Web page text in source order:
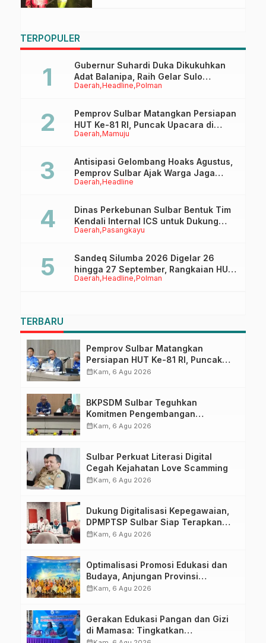
TERPOPULER
Daerah Headline Polman
Gubernur Suhardi Duka Dikukuhkan
Adat Balanipa, Raih Gelar Sulo
Tappidena
Daerah Mamuju
Pemprov Sulbar Matangkan Persiapan
HUT Ke-81 RI, Puncak Upacara di
Lapangan Ahmad Kirang
Daerah Headline
Antisipasi Gelombang Hoaks Agustus,
Pemprov Sulbar Ajak Warga Jaga
Ruang Digital
Daerah Pasangkayu
Dinas Perkebunan Sulbar Bentuk Tim
Kendali Internal ICS untuk Dukung
Sertifikasi ISPO Pekebun di
Daerah Headline Polman
Sandeq Silumba 2026 Digelar 26
hingga 27 September, Rangkaian HUT
Sulbar
TERBARU
Pemprov Sulbar Matangkan
Persiapan HUT Ke-81 RI, Puncak
Upacara di Lapangan Ahmad
calendar_monthKam, 6 Agu 2026
BKPSDM Sulbar Teguhkan
Komitmen Pengembangan
Kompetensi ASN melalui
calendar_monthKam, 6 Agu 2026
Sulbar Perkuat Literasi Digital
Cegah Kejahatan Love Scamming
calendar_monthKam, 6 Agu 2026
Dukung Digitalisasi Kepegawaian,
DPMPTSP Sulbar Siap Terapkan
Aplikasi FLEKSI ASN
calendar_monthKam, 6 Agu 2026
Optimalisasi Promosi Edukasi dan
Budaya, Anjungan Provinsi
Sulawesi Barat Perkuat Kolaborasi
calendar_monthKam, 6 Agu 2026
Gerakan Edukasi Pangan dan Gizi
di Mamasa: Tingkatkan